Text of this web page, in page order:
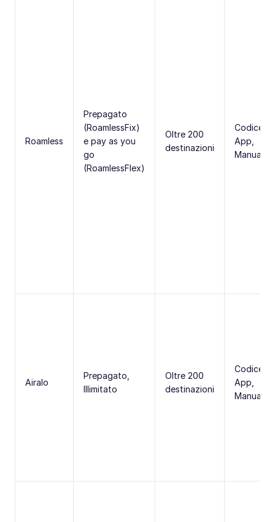
Roamless
Prepagato
(RoamlessFix)
e pay as you
go
(RoamlessFlex)
Oltre 200
destinazioni
Codice
App,
Manuale
Airalo
Prepagato,
Illimitato
Oltre 200
destinazioni
Codice
App,
Manuale